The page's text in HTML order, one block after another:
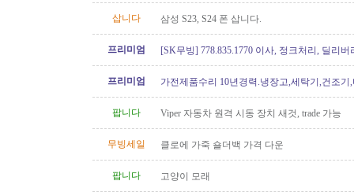
삽니다 삼성 S23, S24 폰 삽니다.
프리미엄 [SK무빙] 778.835.1770 이사, 정크처리, 딜리버
프리미엄
가전제품수리 10년경력.냉장고,세탁기,건조기
팝니다
Viper 자동차 원격 시동 장치 새것, trade 가능
무빙세일 클로에 가죽 숄더백 가격 다운
팝니다 고양이 모래